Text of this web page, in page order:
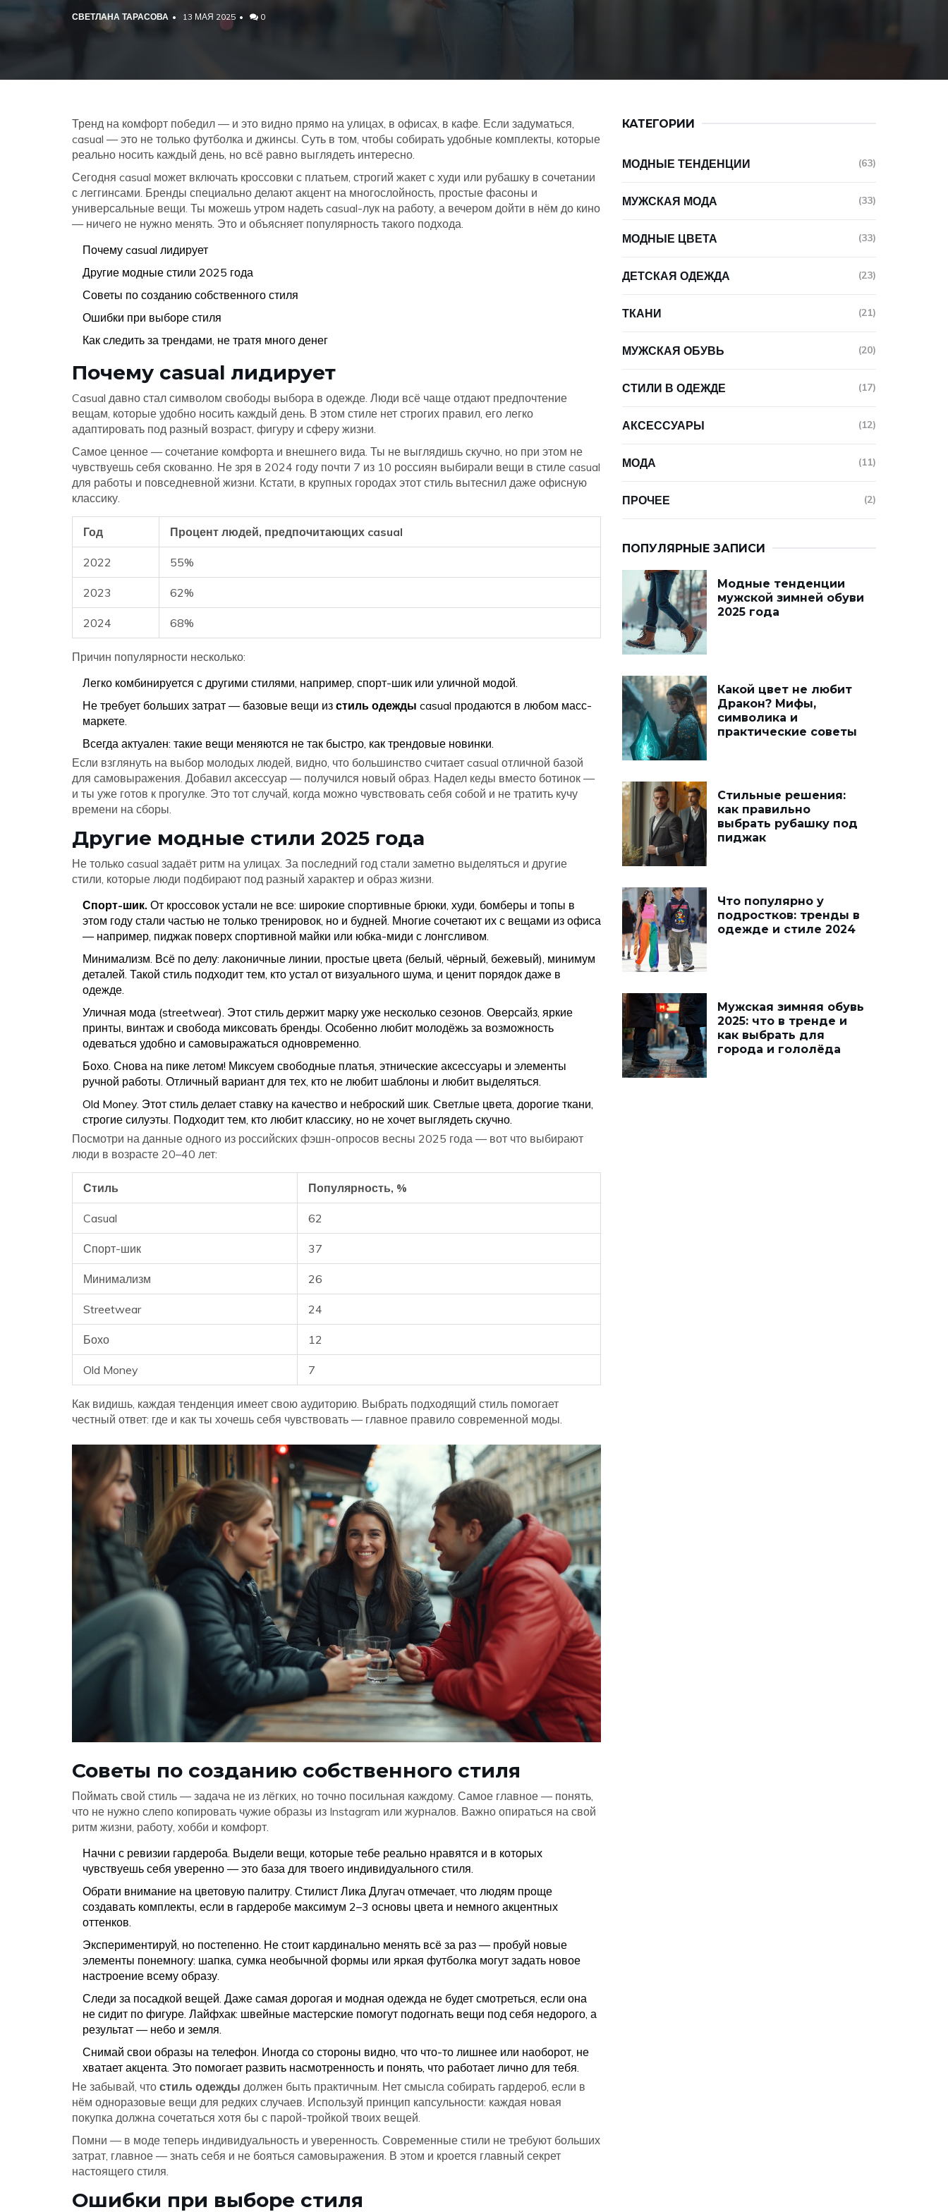
СВЕТЛАНА ТАРАСОВА 13 МАЯ 2025 0
Тренд на комфорт победил — и это видно прямо на улицах, в офисах, в кафе. Если задуматься,
casual — это не только футболка и джинсы. Суть в том, чтобы собирать удобные комплекты, которые
реально носить каждый день, но всё равно выглядеть интересно.
Сегодня casual может включать кроссовки с платьем, строгий жакет с худи или рубашку в сочетании
с леггинсами. Бренды специально делают акцент на многослойность, простые фасоны и
универсальные вещи. Ты можешь утром надеть casual-лук на работу, а вечером дойти в нём до кино
— ничего не нужно менять. Это и объясняет популярность такого подхода.
Почему casual лидирует
Другие модные стили 2025 года
Советы по созданию собственного стиля
Ошибки при выборе стиля
Как следить за трендами, не тратя много денег
Почему casual лидирует
Casual давно стал символом свободы выбора в одежде. Люди всё чаще отдают предпочтение
вещам, которые удобно носить каждый день. В этом стиле нет строгих правил, его легко
адаптировать под разный возраст, фигуру и сферу жизни.
Самое ценное — сочетание комфорта и внешнего вида. Ты не выглядишь скучно, но при этом не
чувствуешь себя скованно. Не зря в 2024 году почти 7 из 10 россиян выбирали вещи в стиле casual
для работы и повседневной жизни. Кстати, в крупных городах этот стиль вытеснил даже офисную
классику.
Год Процент людей, предпочитающих casual
2022 55%
2023 62%
2024 68%
Причин популярности несколько:
Легко комбинируется с другими стилями, например, спорт-шик или уличной модой.
Не требует больших затрат — базовые вещи из стиль одежды casual продаются в любом масс-
маркете.
Всегда актуален: такие вещи меняются не так быстро, как трендовые новинки.
Если взглянуть на выбор молодых людей, видно, что большинство считает casual отличной базой
для самовыражения. Добавил аксессуар — получился новый образ. Надел кеды вместо ботинок —
и ты уже готов к прогулке. Это тот случай, когда можно чувствовать себя собой и не тратить кучу
времени на сборы.
Другие модные стили 2025 года
Не только casual задаёт ритм на улицах. За последний год стали заметно выделяться и другие
стили, которые люди подбирают под разный характер и образ жизни.
Спорт-шик. От кроссовок устали не все: широкие спортивные брюки, худи, бомберы и топы в
этом году стали частью не только тренировок, но и будней. Многие сочетают их с вещами из офиса
— например, пиджак поверх спортивной майки или юбка-миди с лонгсливом.
Минимализм. Всё по делу: лаконичные линии, простые цвета (белый, чёрный, бежевый), минимум
деталей. Такой стиль подходит тем, кто устал от визуального шума, и ценит порядок даже в
одежде.
Уличная мода (streetwear). Этот стиль держит марку уже несколько сезонов. Оверсайз, яркие
принты, винтаж и свобода миксовать бренды. Особенно любит молодёжь за возможность
одеваться удобно и самовыражаться одновременно.
Бохо. Снова на пике летом! Миксуем свободные платья, этнические аксессуары и элементы
ручной работы. Отличный вариант для тех, кто не любит шаблоны и любит выделяться.
Old Money. Этот стиль делает ставку на качество и неброский шик. Светлые цвета, дорогие ткани,
строгие силуэты. Подходит тем, кто любит классику, но не хочет выглядеть скучно.
Посмотри на данные одного из российских фэшн-опросов весны 2025 года — вот что выбирают
люди в возрасте 20–40 лет:
Стиль Популярность, %
Casual 62
Спорт-шик 37
Минимализм 26
Streetwear 24
Бохо 12
Old Money 7
Как видишь, каждая тенденция имеет свою аудиторию. Выбрать подходящий стиль помогает
честный ответ: где и как ты хочешь себя чувствовать — главное правило современной моды.
Советы по созданию собственного стиля
Поймать свой стиль — задача не из лёгких, но точно посильная каждому. Самое главное — понять,
что не нужно слепо копировать чужие образы из Instagram или журналов. Важно опираться на свой
ритм жизни, работу, хобби и комфорт.
Начни с ревизии гардероба. Выдели вещи, которые тебе реально нравятся и в которых
чувствуешь себя уверенно — это база для твоего индивидуального стиля.
Обрати внимание на цветовую палитру. Стилист Лика Длугач отмечает, что людям проще
создавать комплекты, если в гардеробе максимум 2–3 основы цвета и немного акцентных
оттенков.
Экспериментируй, но постепенно. Не стоит кардинально менять всё за раз — пробуй новые
элементы понемногу: шапка, сумка необычной формы или яркая футболка могут задать новое
настроение всему образу.
Следи за посадкой вещей. Даже самая дорогая и модная одежда не будет смотреться, если она
не сидит по фигуре. Лайфхак: швейные мастерские помогут подогнать вещи под себя недорого, а
результат — небо и земля.
Снимай свои образы на телефон. Иногда со стороны видно, что что-то лишнее или наоборот, не
хватает акцента. Это помогает развить насмотренность и понять, что работает лично для тебя.
Не забывай, что стиль одежды должен быть практичным. Нет смысла собирать гардероб, если в
нём одноразовые вещи для редких случаев. Используй принцип капсульности: каждая новая
покупка должна сочетаться хотя бы с парой-тройкой твоих вещей.
Помни — в моде теперь индивидуальность и уверенность. Современные стили не требуют больших
затрат, главное — знать себя и не бояться самовыражения. В этом и кроется главный секрет
настоящего стиля.
Ошибки при выборе стиля
КАТЕГОРИИ
МОДНЫЕ ТЕНДЕНЦИИ (63)
МУЖСКАЯ МОДА (33)
МОДНЫЕ ЦВЕТА (33)
ДЕТСКАЯ ОДЕЖДА (23)
ТКАНИ (21)
МУЖСКАЯ ОБУВЬ (20)
СТИЛИ В ОДЕЖДЕ (17)
АКСЕССУАРЫ (12)
МОДА (11)
ПРОЧЕЕ (2)
ПОПУЛЯРНЫЕ ЗАПИСИ
Модные тенденции
мужской зимней обуви
2025 года
Какой цвет не любит
Дракон? Мифы,
символика и
практические советы
Стильные решения:
как правильно
выбрать рубашку под
пиджак
Что популярно у
подростков: тренды в
одежде и стиле 2024
Мужская зимняя обувь
2025: что в тренде и
как выбрать для
города и гололёда